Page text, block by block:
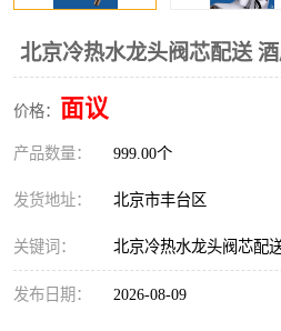
北京冷热水龙头阀芯配送
价格： 面议
产品数量： 999.00个
发货地址： 北京市丰台区
关键词： 北京冷热水龙头阀芯配
发布日期： 2026-08-09